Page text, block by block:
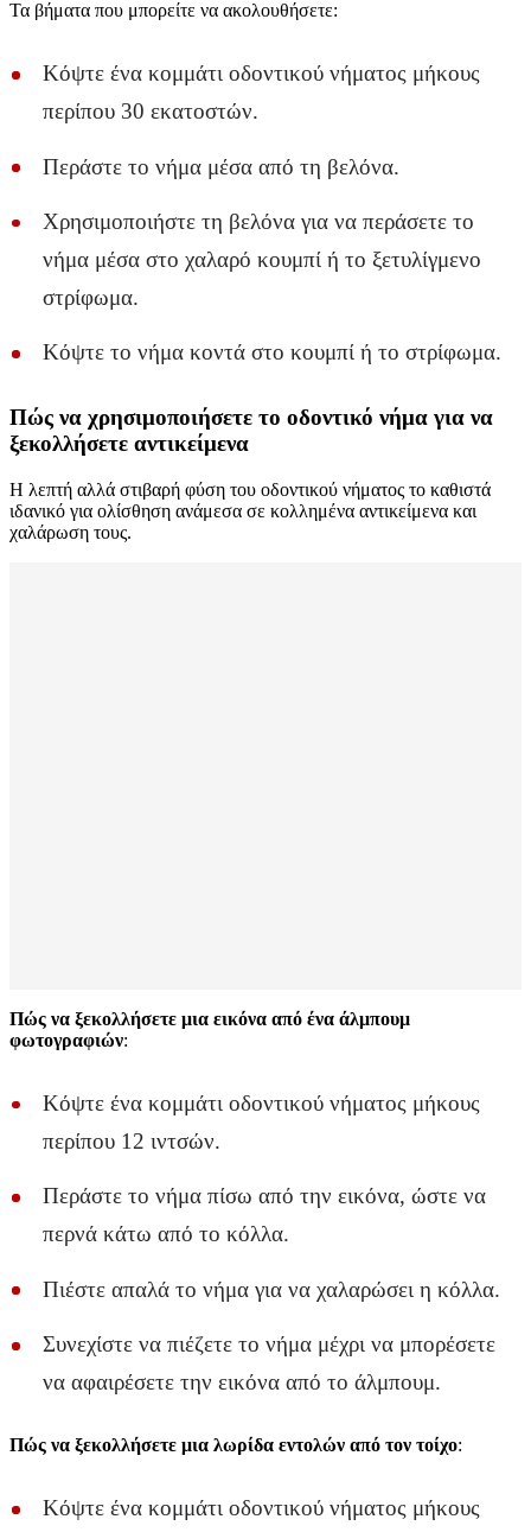
Τα βήματα που μπορείτε να ακολουθήσετε:
Κόψτε ένα κομμάτι οδοντικού νήματος μήκους
περίπου 30 εκατοστών.
Περάστε το νήμα μέσα από τη βελόνα.
Χρησιμοποιήστε τη βελόνα για να περάσετε το
νήμα μέσα στο χαλαρό κουμπί ή το ξετυλίγμενο
στρίφωμα.
Κόψτε το νήμα κοντά στο κουμπί ή το στρίφωμα.
Πώς να χρησιμοποιήσετε το οδοντικό νήμα για να
ξεκολλήσετε αντικείμενα
Η λεπτή αλλά στιβαρή φύση του οδοντικού νήματος το καθιστά
ιδανικό για ολίσθηση ανάμεσα σε κολλημένα αντικείμενα και
χαλάρωση τους.
Πώς να ξεκολλήσετε μια εικόνα από ένα άλμπουμ
φωτογραφιών:
Κόψτε ένα κομμάτι οδοντικού νήματος μήκους
περίπου 12 ιντσών.
Περάστε το νήμα πίσω από την εικόνα, ώστε να
περνά κάτω από το κόλλα.
Πιέστε απαλά το νήμα για να χαλαρώσει η κόλλα.
Συνεχίστε να πιέζετε το νήμα μέχρι να μπορέσετε
να αφαιρέσετε την εικόνα από το άλμπουμ.
Πώς να ξεκολλήσετε μια λωρίδα εντολών από τον τοίχο:
Κόψτε ένα κομμάτι οδοντικού νήματος μήκους